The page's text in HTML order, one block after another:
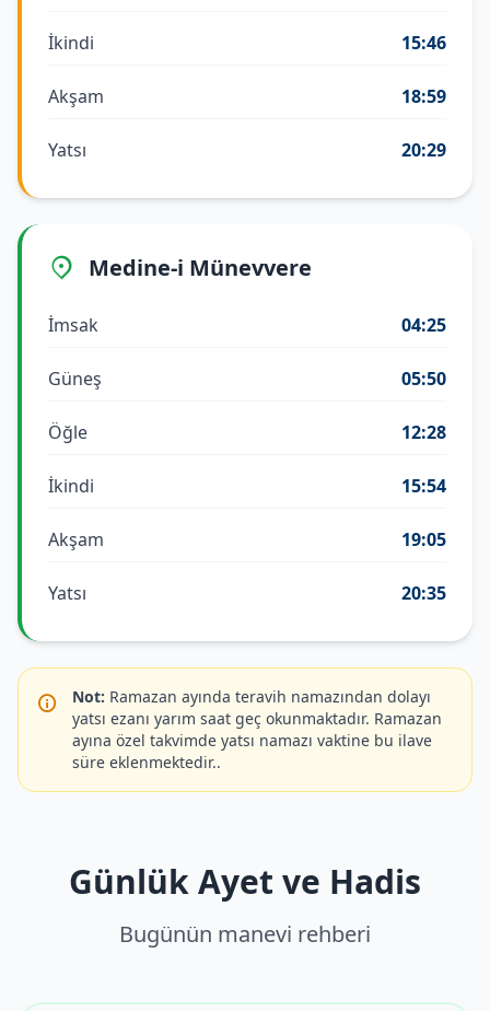
İkindi 15:46
Akşam 18:59
Yatsı 20:29
Medine-i Münevvere
İmsak 04:25
Güneş 05:50
Öğle 12:28
İkindi 15:54
Akşam 19:05
Yatsı 20:35
Not: Ramazan ayında teravih namazından dolayı
yatsı ezanı yarım saat geç okunmaktadır. Ramazan
ayına özel takvimde yatsı namazı vaktine bu ilave
süre eklenmektedir..
Günlük Ayet ve Hadis
Bugünün manevi rehberi